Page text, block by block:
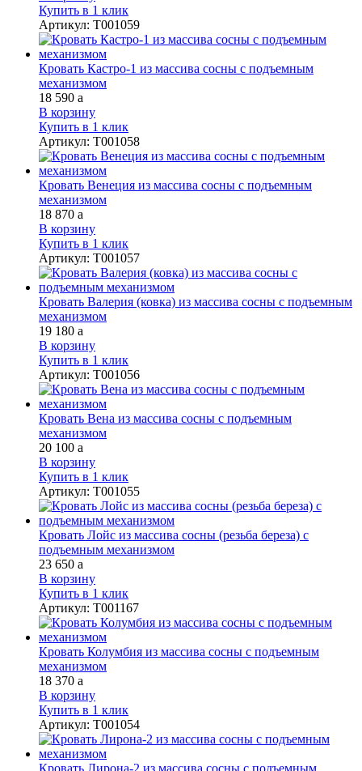
Купить в 1 клик
Артикул: Т001059
Кровать Кастро-1 из массива сосны с подъемным
механизмом
18 590 a
В корзину
Купить в 1 клик
Артикул: Т001058
Кровать Венеция из массива сосны с подъемным
механизмом
18 870 a
В корзину
Купить в 1 клик
Артикул: Т001057
Кровать Валерия (ковка) из массива сосны с подъемным
механизмом
19 180 a
В корзину
Купить в 1 клик
Артикул: Т001056
Кровать Вена из массива сосны с подъемным
механизмом
20 100 a
В корзину
Купить в 1 клик
Артикул: Т001055
Кровать Лойс из массива сосны (резьба береза) с
подъемным механизмом
23 650 a
В корзину
Купить в 1 клик
Артикул: Т001167
Кровать Колумбия из массива сосны с подъемным
механизмом
18 370 a
В корзину
Купить в 1 клик
Артикул: Т001054
Кровать Лирона-2 из массива сосны с подъемным